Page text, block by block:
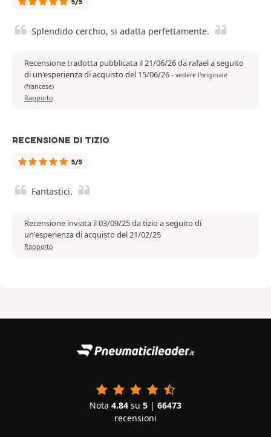
5/5
Splendido cerchio, si adatta perfettamente.
Recensione tradotta pubblicata il 21/06/26 da rafael a seguito
di un'esperienza di acquisto del 15/06/26- vedere l'originale
(francese)
Rapporto
RECENSIONE DI TIZIO
5/5
Fantastici.
Recensione inviata il 03/09/25 da tizio a seguito di
un'esperienza di acquisto del 21/02/25
Rapporto
Nota 4.84 su 5 | 66473
recensioni